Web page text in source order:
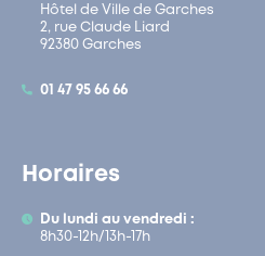
Hôtel de Ville de Garches
2, rue Claude Liard
92380 Garches
01 47 95 66 66
Horaires
Du lundi au vendredi :
8h30-12h/13h-17h